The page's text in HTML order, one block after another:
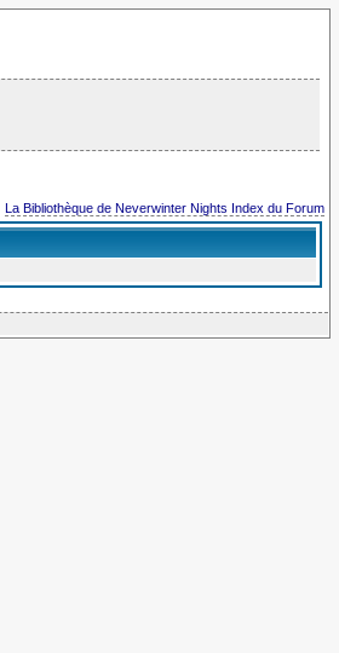
La Bibliothèque de Neverwinter Nights Index du Forum